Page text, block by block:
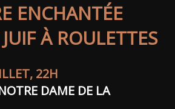
ENCHANTÉE
À ROULETTES
22H
DAME DE LA